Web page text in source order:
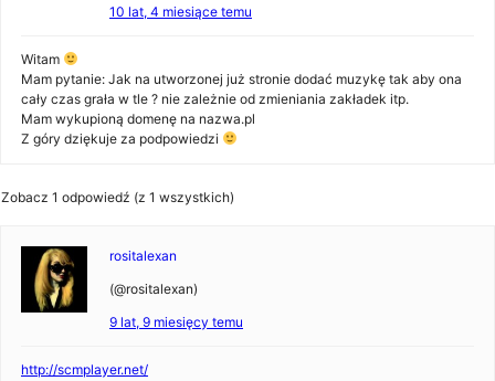
10 lat, 4 miesiące temu
Witam
Mam pytanie: Jak na utworzonej już stronie dodać muzykę tak aby ona
cały czas grała w tle ? nie zależnie od zmieniania zakładek itp.
Mam wykupioną domenę na nazwa.pl
Z góry dziękuje za podpowiedzi
Zobacz 1 odpowiedź (z 1 wszystkich)
rositalexan
(@rositalexan)
9 lat, 9 miesięcy temu
http://scmplayer.net/